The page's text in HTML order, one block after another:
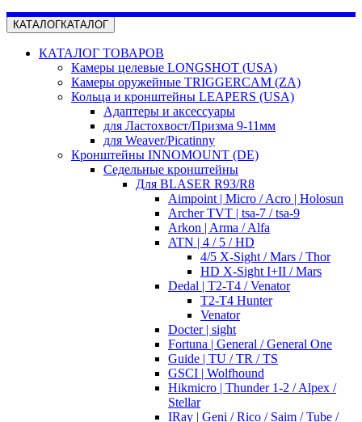
КАТАЛОГКАТАЛОГ
КАТАЛОГ ТОВАРОВ
Камеры целевые LONGSHOT (USA)
Камеры оружейные TRIGGERCAM (ZA)
Кольца и кронштейны LEAPERS (USA)
Адаптеры и аксессуары
для Ластохвост/Призма 9-11мм
для Weaver/Picatinny
Кронштейны INNOMOUNT (DE)
Седельные кронштейны
Для BLASER R93/R8
Aimpoint | Micro / Acro | Holosun
Archer TVT | tsa-7 / tsa-9
Arkon | Arma / Alfa
ATN | 4 / 5 / HD
4/5 X-Sight / Mars / Thor
HD X-Sight I+II / Mars
Dedal | T2-T4 / Venator
T2-T4 Hunter
Venator
Docter | sight
Fortuna | General / General One
Guide | TU / TR / TS
GSCI | Wolfhound
Hikmicro | Thunder 1-2 / Alpex /
Stellar
IRay | Geni / Rico / Saim / Tube /